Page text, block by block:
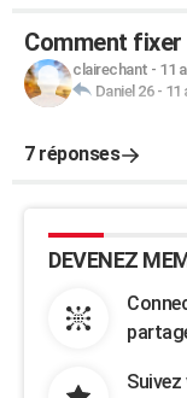
Comment
clairechant - 11
Daniel 26- 11
7 réponses
DEVENEZ